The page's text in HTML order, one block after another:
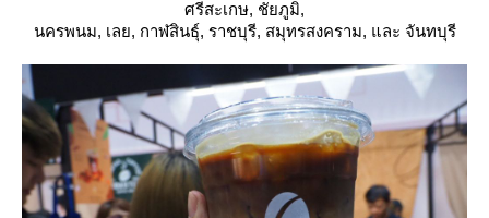
ศรีสะเกษ, ชัยภูมิ,
นครพนม, เลย, กาฬสินธุ์, ราชบุรี, สมุทรสงคราม, และ จันทบุรี